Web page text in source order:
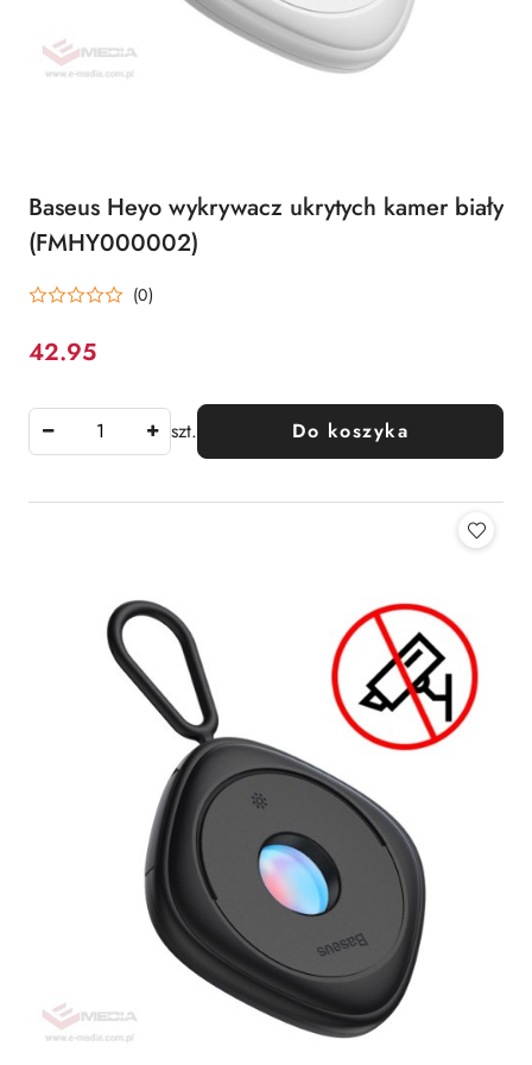
Baseus Heyo wykrywacz ukrytych kamer biały
(FMHY000002)
(0)
Cena:
42.95
szt. Do koszyka